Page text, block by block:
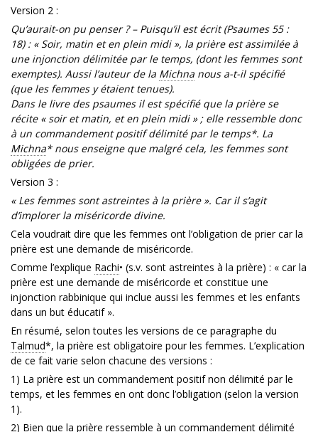
Version 2 :
Qu’aurait-on pu penser ? – Puisqu’il est écrit (Psaumes 55 :
18) : « Soir, matin et en plein midi », la prière est assimilée à
une injonction délimitée par le temps, (dont les femmes sont
exemptes). Aussi l’auteur de la Michna nous a-t-il spécifié
(que les femmes y étaient tenues).
Dans le livre des psaumes il est spécifié que la prière se
récite « soir et matin, et en plein midi » ; elle ressemble donc
à un commandement positif délimité par le temps*. La
Michna* nous enseigne que malgré cela, les femmes sont
obligées de prier.
Version 3 :
« Les femmes sont astreintes à la prière ». Car il s’agit
d’implorer la miséricorde divine.
Cela voudrait dire que les femmes ont l’obligation de prier car la
prière est une demande de miséricorde.
Comme l’explique Rachi• (s.v. sont astreintes à la prière) : « car la
prière est une demande de miséricorde et constitue une
injonction rabbinique qui inclue aussi les femmes et les enfants
dans un but éducatif ».
En résumé, selon toutes les versions de ce paragraphe du
Talmud*, la prière est obligatoire pour les femmes. L’explication
de ce fait varie selon chacune des versions :
1) La prière est un commandement positif non délimité par le
temps, et les femmes en ont donc l’obligation (selon la version
1).
2) Bien que la prière ressemble à un commandement délimité